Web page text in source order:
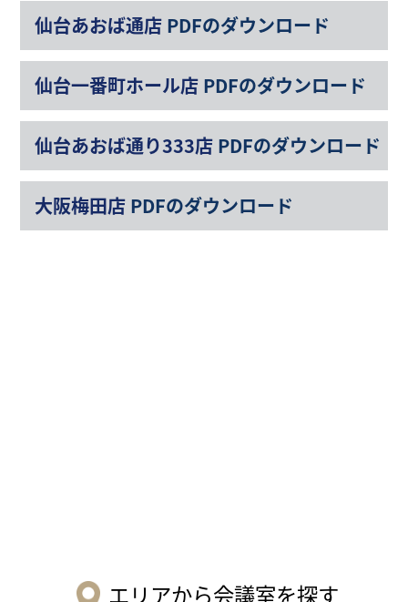
仙台あおば通店 PDFのダウンロード
仙台一番町ホール店 PDFのダウンロード
仙台あおば通り333店 PDFのダウンロード
大阪梅田店 PDFのダウンロード
エリアから会議室を探す